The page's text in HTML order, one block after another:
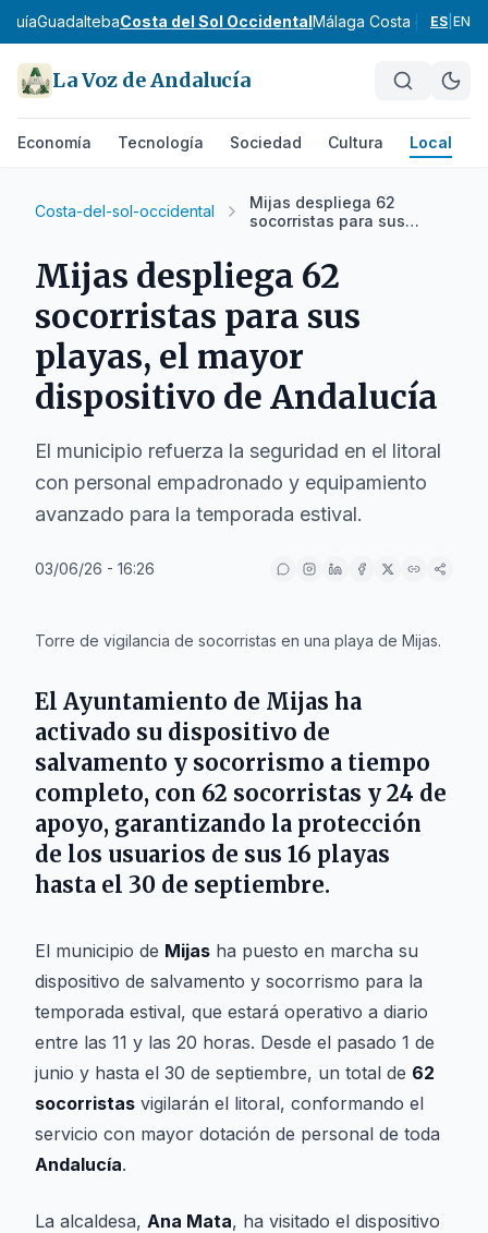
GuadaltebaCosta del Sol OccidentalMálaga Costa del Sol
ES EN
La Voz de Andalucía
Economía Tecnología Sociedad Cultura Local
Costa-del-sol-occidental
Mijas despliega 62
socorristas para sus
dispositivo de Andalucía
Mijas despliega 62
socorristas para sus
playas, el mayor
dispositivo de Andalucía
El municipio refuerza la seguridad en el litoral
con personal empadronado y equipamiento
avanzado para la temporada estival.
03/06/26 - 16:26
Torre de vigilancia de socorristas en una playa de Mijas.
El Ayuntamiento de Mijas ha
activado su dispositivo de
salvamento y socorrismo a tiempo
completo, con 62 socorristas y 24 de
apoyo, garantizando la protección
de los usuarios de sus 16 playas
hasta el 30 de septiembre.
El municipio de Mijas ha puesto en marcha su
dispositivo de salvamento y socorrismo para la
temporada estival, que estará operativo a diario
entre las 11 y las 20 horas. Desde el pasado 1 de
junio y hasta el 30 de septiembre, un total de 62
socorristas vigilarán el litoral, conformando el
servicio con mayor dotación de personal de toda
Andalucía.
La alcaldesa, Ana Mata, ha visitado el dispositivo